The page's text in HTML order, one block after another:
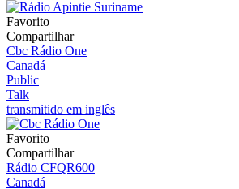
Favorito
Compartilhar
Cbc Rádio One
Canadá
Public
Talk
transmitido em inglês
Favorito
Compartilhar
Rádio CFQR600
Canadá